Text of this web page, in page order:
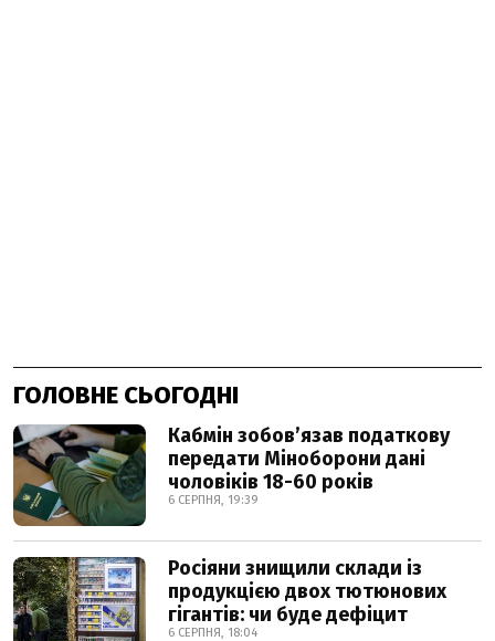
ГОЛОВНЕ СЬОГОДНІ
Кабмін зобовʼязав податкову
передати Міноборони дані
чоловіків 18-60 років
6 СЕРПНЯ, 19:39
Росіяни знищили склади із
продукцією двох тютюнових
гігантів: чи буде дефіцит
6 СЕРПНЯ, 18:04